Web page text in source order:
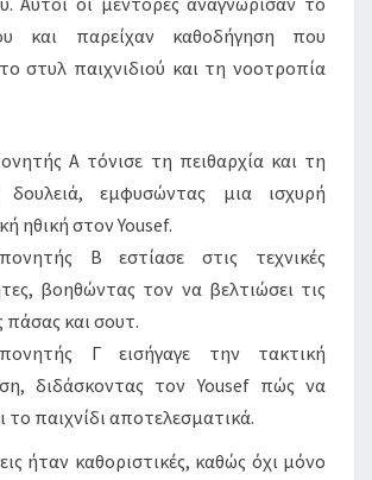
και παρείχαν καθοδήγηση που
στυλ παιχνιδιού και τη νοοτροπία
Α τόνισε τη πειθαρχία και τη
δουλειά, εμφυσώντας μια ισχυρή
ηθική στον Yousef.
Β εστίασε στις τεχνικές
βοηθώντας τον να βελτιώσει τις
πάσας και σουτ.
Γ εισήγαγε την τακτική
διδάσκοντας τον Yousef πώς να
το παιχνίδι αποτελεσματικά.
ήταν καθοριστικές, καθώς όχι μόνο